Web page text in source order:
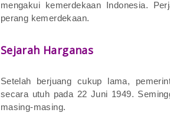
mengakui kemerdekaan Indonesia.
perang kemerdekaan.
Sejarah Harganas
Setelah berjuang cukup lama,
secara utuh pada 22 Juni 1949.
masing-masing.